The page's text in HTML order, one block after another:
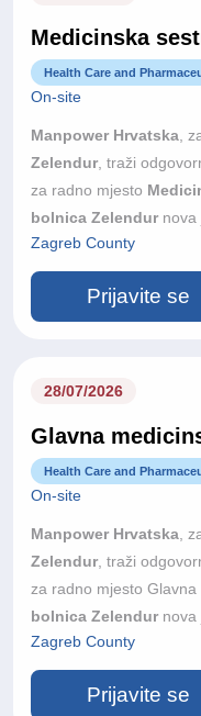
servisa.
Medicinska
Health Care and
On-site
Manpower Hrvatska ,
Zelendur , traži
za radno mjesto
bolnica Zelendur nova
rehabilitaciju u
2026. godine. Bolnica
velikom terapijskom
suvremeno
tim u kojem kvaliteta
samog početka.
Zagreb County
Prijavite se
28/07/2026
Glavna
Health Care and
On-site
Manpower Hrvatska ,
Zelendur , traži
za radno mjesto
bolnica Zelendur nova
rehabilitaciju u
2026. godine. Bolnica
velikom terapijskom
Zagreb County
Prijavite se